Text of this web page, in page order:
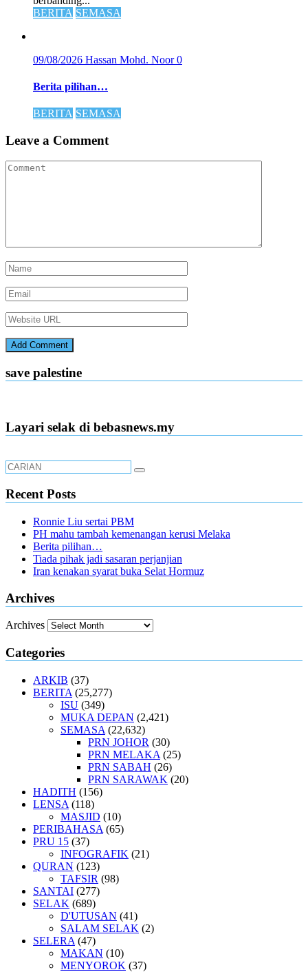
BERITA SEMASA
09/08/2026 Hassan Mohd. Noor0
Berita pilihan…
BERITA SEMASA
Leave a Comment
save palestine
Layari selak di bebasnews.my
Recent Posts
Ronnie Liu sertai PBM
PH mahu tambah kemenangan kerusi Melaka
Berita pilihan…
Tiada pihak jadi sasaran perjanjian
Iran kenakan syarat buka Selat Hormuz
Archives
Archives
Categories
ARKIB (37)
BERITA (25,277)
ISU (349)
MUKA DEPAN (2,421)
SEMASA (22,632)
PRN JOHOR (30)
PRN MELAKA (25)
PRN SABAH (26)
PRN SARAWAK (20)
HADITH (156)
LENSA (118)
MASJID (10)
PERIBAHASA (65)
PRU 15 (37)
INFOGRAFIK (21)
QURAN (123)
TAFSIR (98)
SANTAI (277)
SELAK (689)
D'UTUSAN (41)
SALAM SELAK (2)
SELERA (47)
MAKAN (10)
MENYOROK (37)